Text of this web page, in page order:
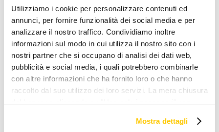
Utilizziamo i cookie per personalizzare contenuti ed
annunci, per fornire funzionalità dei social media e per
analizzare il nostro traffico. Condividiamo inoltre
informazioni sul modo in cui utilizza il nostro sito con i
nostri partner che si occupano di analisi dei dati web,
pubblicità e social media, i quali potrebbero combinarle
con altre informazioni che ha fornito loro o che hanno
raccolto dal suo utilizzo dei loro servizi. La mera chiusura
del banner o cliccando su "Usa solo i necessari" non
la nostra cookie policy. Il consenso può essere espresso
Mostra dettagli
Novità e servizi
APPOrdina e ritiraPet wash - lavaggio caniAssicurazione animali
domesticiConsigli nutrizionaliModalità di pagamento
Iniziative e promozioni
Coupon e codici scontoPrezzi e sconti esposti
(Omnibus)ArcacardVolantino offertePromozioni online 30 anni
Arcaplanet
Black FridayCyber Monday
Corporate & Legal
Cookie PolicyCondizioni di venditaCondizioni